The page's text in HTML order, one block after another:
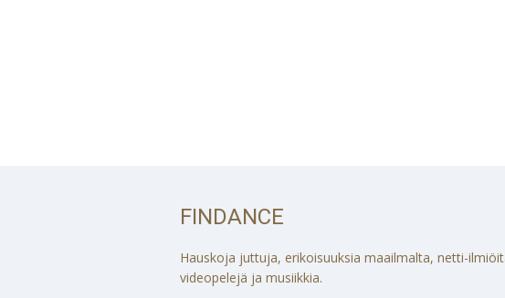
FINDANCE
Hauskoja juttuja, erikoisuuksia maailmalta, netti-
videopelejä ja musiikkia.